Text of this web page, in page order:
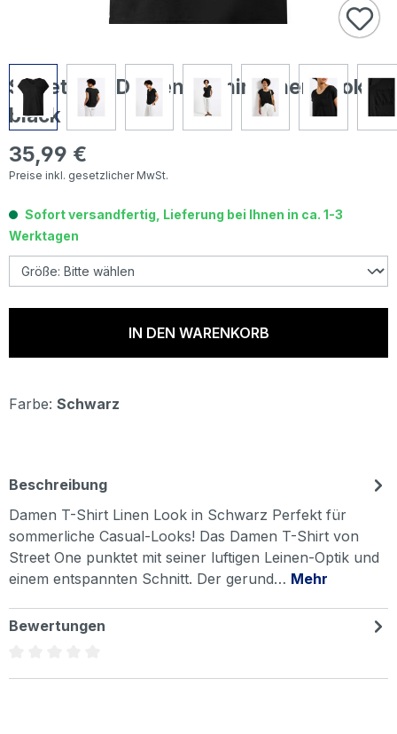
Street One Damen T-Shirt Linen Look
black
Regulärer Preis:
35,99 €
Preise inkl. gesetzlicher MwSt.
Sofort versandfertig, Lieferung bei Ihnen in ca. 1-3
Werktagen
IN DEN WARENKORB
Farbe: Schwarz
Beschreibung
Damen T-Shirt Linen Look in Schwarz Perfekt für
sommerliche Casual-Looks! Das Damen T-Shirt von
Street One punktet mit seiner luftigen Leinen-Optik und
einem entspannten Schnitt. Der gerund… Mehr
Bewertungen